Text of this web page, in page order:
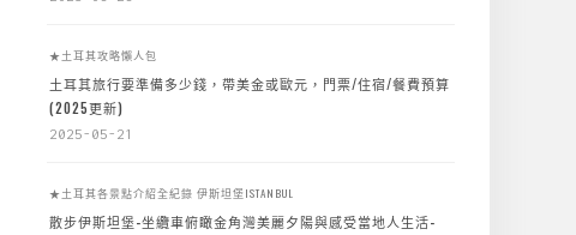
★土耳其攻略懶人包
土耳其旅行要準備多少錢，帶美金或歐元，門票/住宿/餐費預算
(2025更新)
2025-05-21
★土耳其各景點介紹全紀錄 伊斯坦堡ISTANBUL
散步伊斯坦堡-坐纜車俯瞰金角灣美麗夕陽與感受當地人生活-